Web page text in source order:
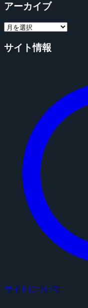
アーカイブ
サイト情報
サイトについて